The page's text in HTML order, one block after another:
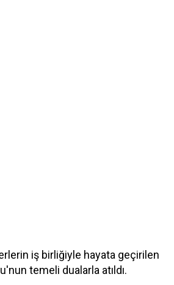
iş birliğiyle hayata geçirilen
temeli dualarla atıldı.